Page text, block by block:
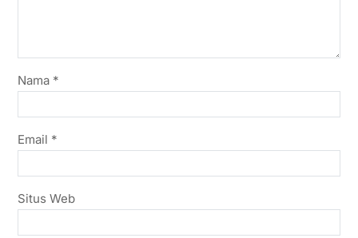
Nama *
Email *
Situs Web